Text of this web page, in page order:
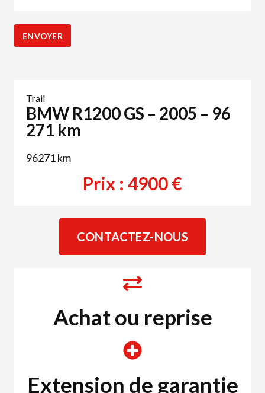
Trail
BMW R1200 GS – 2005 – 96
271 km
96271km
Prix : 4900€
CONTACTEZ-NOUS
Achat ou reprise
Extension de garantie